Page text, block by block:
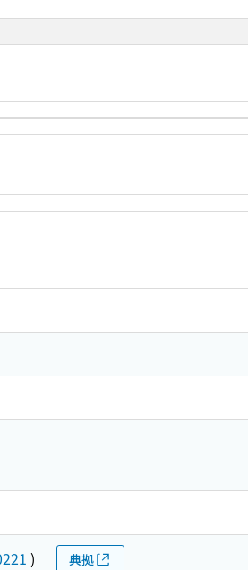
) 典拠